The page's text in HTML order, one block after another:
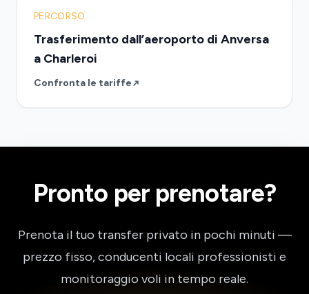
PERCORSO
Trasferimento dall’aeroporto di Anversa
a Charleroi
Confronta le tariffe
Pronto per prenotare?
Prenota il tuo transfer privato in pochi minuti —
prezzo fisso, conducenti locali professionisti e
monitoraggio voli in tempo reale.